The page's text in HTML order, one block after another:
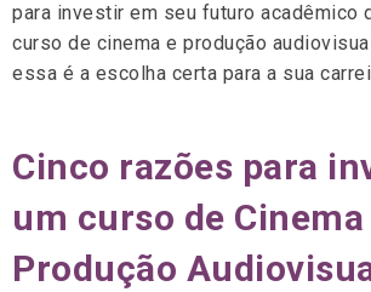
para investir em seu futuro acadêmico
curso de cinema e produção
essa é a escolha certa para a sua
Cinco razões para
um curso de Cinema
Produção